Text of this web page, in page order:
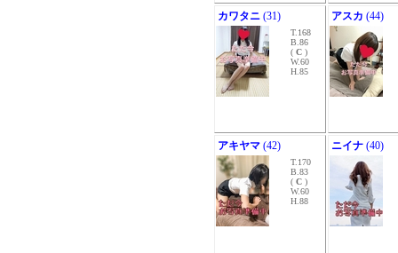
カワタニ (31)
T.168
B.86
( C )
W.60
H.85
アスカ (44)
アキヤマ (42)
T.170
B.83
( C )
W.60
H.88
ニイナ (40)